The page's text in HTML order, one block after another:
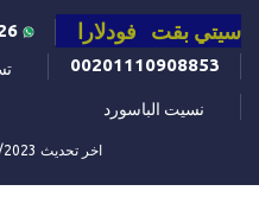
سيتي بقت فودلارا
00201110908853
نسيت الباسورد
اخر تحديث 24/05/2023